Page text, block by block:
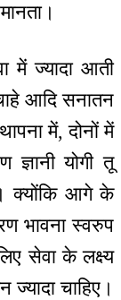
में ज्यादा आती
आदि सनातन
में, दोनों में
योगी तू
क्योंकि आगे के
भावना स्वरुप
सेवा के लक्ष्य
चाहिए।